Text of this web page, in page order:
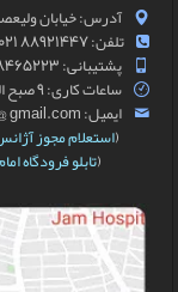
آدرس: خیابان
تلفن: 88921447 021
پشتیبانی: 09128465223 — 09123183809
ساعات کاری: 9 صبح الی 18
ایمیل: 20gasht.a@ gmail.com
(استعلام مجوز
(تابلو فرودگاه